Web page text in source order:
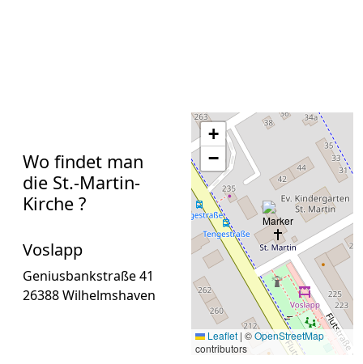
Wo findet man
die St.-Martin-
Kirche ?
Voslapp
Geniusbankstraße 41
26388 Wilhelmshaven
+
−
Leaflet | ©OpenStreetMap
contributors